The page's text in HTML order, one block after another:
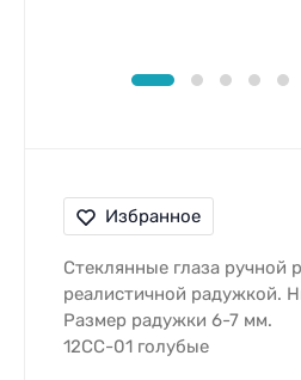
Избранное
Стеклянные глаза ручной
реалистичной радужкой.
Размер радужки 6-7 мм.
12CС-01 голубые